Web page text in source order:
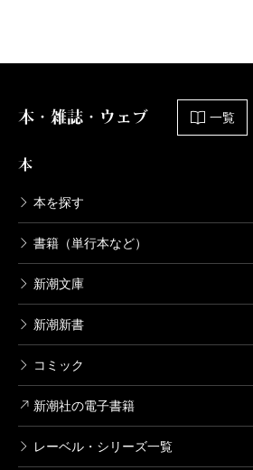
本・雑誌・ウェブ 一覧
本
本を探す
書籍（単行本など）
新潮文庫
新潮新書
コミック
新潮社の電子書籍
レーベル・シリーズ一覧